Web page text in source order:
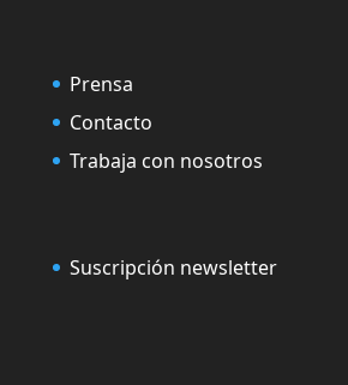
Prensa
Contacto
Trabaja con nosotros
Suscripción newsletter